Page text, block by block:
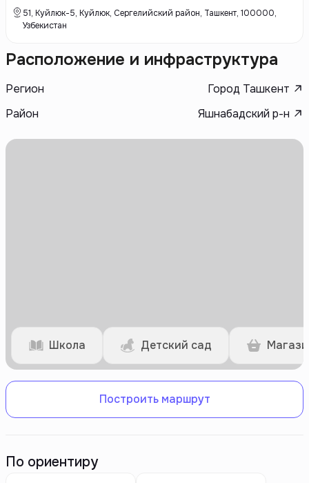
51, Куйлюк-5, Куйлюк, Сергелийский район, Ташкент, 100000,
Узбекистан
Расположение и инфраструктура
Регион
Город Ташкент
Район
Яшнабадский р-н
Школа Детский сад
Построить маршрут
По ориентиру